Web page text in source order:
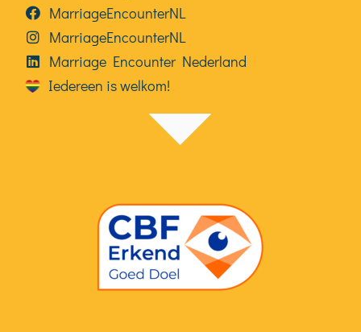
MarriageEncounterNL
MarriageEncounterNL
Marriage Encounter Nederland
Iedereen is welkom!